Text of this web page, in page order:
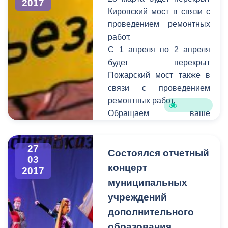
давно нуждалась в
ремонте, жители улицы
неоднократно обращались
с этой проблемой к
городским властям и
приемную «Единой
России».
2017
Кировский мост в связи с
проведением ремонтных
работ.
С 1 апреля по 2 апреля
будет перекрыт
Пожарский мост также в
связи с проведением
ремонтных работ.
Обращаем ваше
своевременно сообщать
информацию о
в администрацию города.
Смысл этого оповещения
состоит в том, чтобы АМС
27
03
2017
Состоялся отчетный
концерт
муниципальных
учреждений
дополнительного